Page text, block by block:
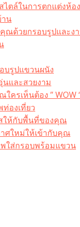
ตล์ในการตกแต่งห้อง
น
ณด้วยกรอบรูปและง
บรูปแขวนผนัง
และสวยงาม
ครเห็นต้อง ” WOW
ท่องเที่ยว
ให้กับพื้นที่ของคุณ
ศใหม่ให้เข้ากับคุณ
ใส่กรอบพร้อมแขวน​